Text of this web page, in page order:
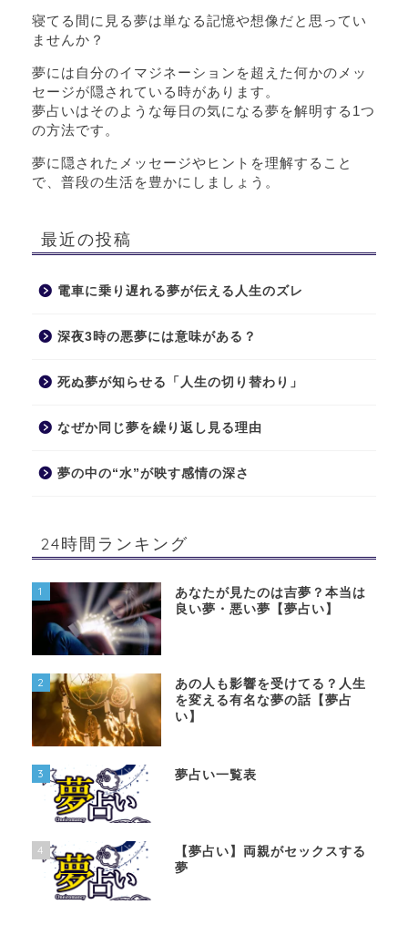
寝てる間に見る夢は単なる記憶や想像だと思ってい
ませんか？
夢には自分のイマジネーションを超えた何かのメッ
セージが隠されている時があります。
夢占いはそのような毎日の気になる夢を解明する1つ
の方法です。
夢に隠されたメッセージやヒントを理解すること
で、普段の生活を豊かにしましょう。
最近の投稿
電車に乗り遅れる夢が伝える人生のズレ
深夜3時の悪夢には意味がある？
死ぬ夢が知らせる「人生の切り替わり」
なぜか同じ夢を繰り返し見る理由
夢の中の“水”が映す感情の深さ
24時間ランキング
1
あなたが見たのは吉夢？本当は
良い夢・悪い夢【夢占い】
2
あの人も影響を受けてる？人生
を変える有名な夢の話【夢占
い】
3 夢占い一覧表
4
【夢占い】両親がセックスする
夢